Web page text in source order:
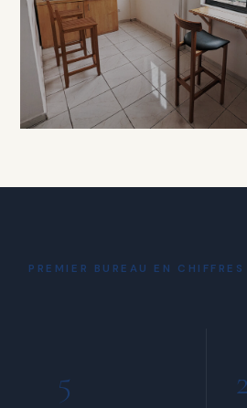
À PARTIR DE 15 000 FCFA /
Coin Café
INCLUS POUR TOUS LES
PREMIER BUREAU EN CHIFFRES
5